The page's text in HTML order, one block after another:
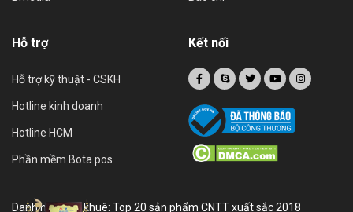
Hỗ trợ
Hỗ trợ kỹ thuật - CSKH
Hotline kinh doanh
Hotline HCM
Phần mềm Bota pos
Kết nối
Danh hiệu sao khuê: Top 20 sản phẩm CNTT xuất sắc 2018